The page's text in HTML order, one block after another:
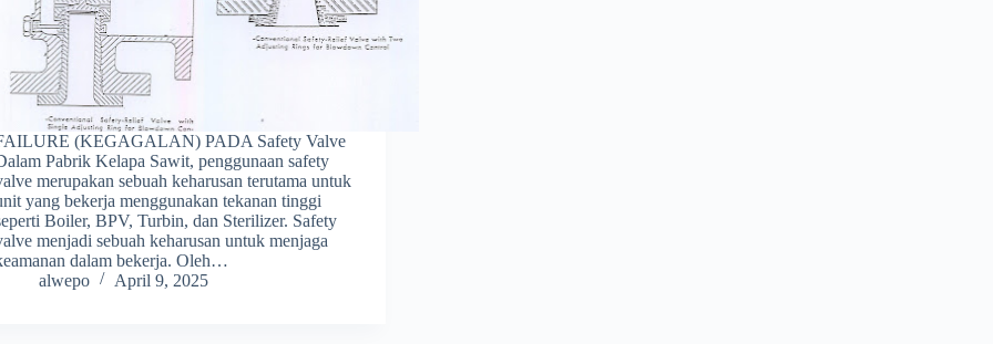
(KEGAGALAN) PADA Safety Valve
Pabrik Kelapa Sawit, penggunaan safety
merupakan sebuah keharusan terutama untuk
yang bekerja menggunakan tekanan tinggi
Boiler, BPV, Turbin, dan Sterilizer. Safety
menjadi sebuah keharusan untuk menjaga
dalam bekerja. Oleh…
alwepo
April 9, 2025